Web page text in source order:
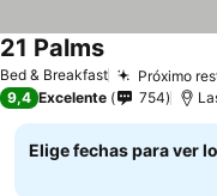
Bed & Breakfast Próximo
21 Palms
9,4 Excelente 754
Elige fechas para ver